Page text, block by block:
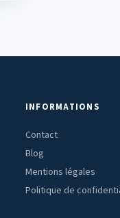
INFORMATIONS
Contact
Blog
Mentions légales
Politique de